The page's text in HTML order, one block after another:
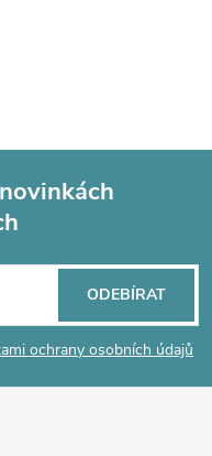
ochrany osobních údajů
ODEBÍRAT